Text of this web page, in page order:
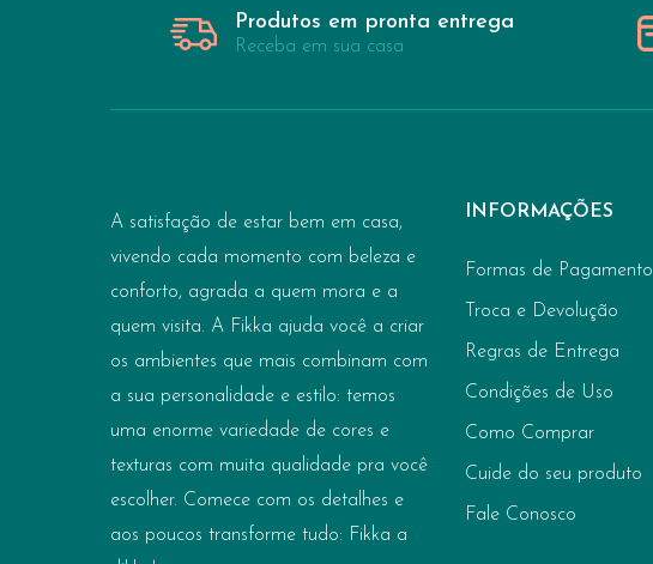
Produtos em pronta entrega
Receba em sua casa
A satisfação de estar bem em casa,
vivendo cada momento com beleza e
conforto, agrada a quem mora e a
quem visita. A Fikka ajuda você a criar
os ambientes que mais combinam com
a sua personalidade e estilo: temos
uma enorme variedade de cores e
texturas com muita qualidade pra você
escolher. Comece com os detalhes e
aos poucos transforme tudo: Fikka a
INFORMAÇÕES
Formas de Pagamento
Troca e Devolução
Regras de Entrega
Condições de Uso
Como Comprar
Cuide do seu produto
Fale Conosco